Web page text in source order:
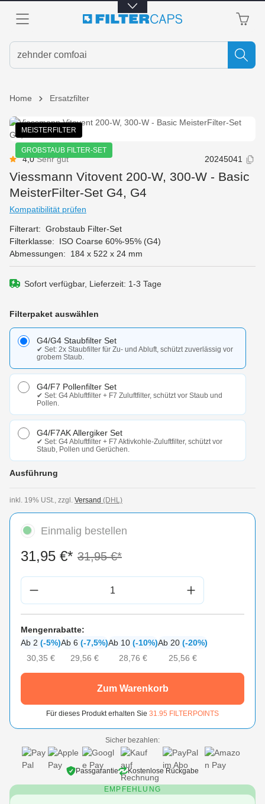
springen
Home Ersatzfilter
MEISTERFILTER
GROBSTAUB FILTER-SET
Bildergalerie überspringen
Durchschnittliche Bewertung von 4 von 5 Sternen
4,0Sehr gut 20245041
Viessmann Vitovent 200-W, 300-W - Basic
MeisterFilter-Set G4, G4
Kompatibilität prüfen
Filterart: Grobstaub Filter-Set
Filterklasse:
ISO Coarse 60%-95% (G4)
Abmessungen:
184 x 522 x 24 mm
Sofort verfügbar, Lieferzeit: 1-3 Tage
Filterpaket auswählen
G4/G4 Staubfilter Set
✔ Set: 2x Staubfilter für Zu- und Abluft, schützt zuverlässig vor
grobem Staub.
G4/F7 Pollenfilter Set
✔ Set: G4 Abluftfilter + F7 Zuluftfilter, schützt vor Staub und
Pollen.
G4/F7AK Allergiker Set
✔ Set: G4 Abluftfilter + F7 Aktivkohle-Zuluftfilter, schützt vor
Staub, Pollen und Gerüchen.
Ausführung
inkl. 19% USt., zzgl. Versand (DHL)
Einmalig bestellen
Produkt Anzahl: Gib den gewünschten
31,95 €* 31,95 €*
Mengenrabatte:
Ab 2 (-5%)
30,35 €
Ab 6 (-7,5%)
29,56 €
Ab 10 (-10%)
28,76 €
Ab 20 (-20%)
25,56 €
Zum Warenkorb
Für dieses Produkt erhalten Sie 31.95 FILTERPOINTS
Sicher bezahlen:
Passgarantie Kostenlose Rückgabe
EMPFEHLUNG